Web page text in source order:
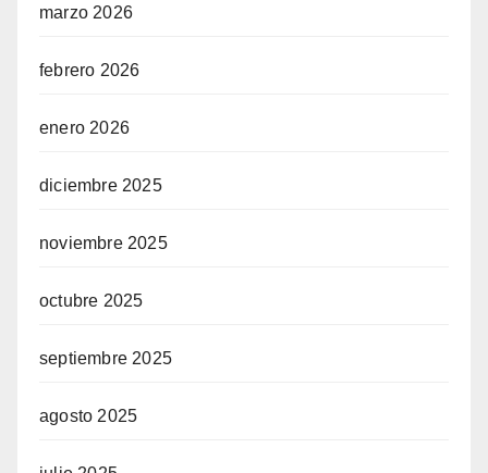
marzo 2026
febrero 2026
enero 2026
diciembre 2025
noviembre 2025
octubre 2025
septiembre 2025
agosto 2025